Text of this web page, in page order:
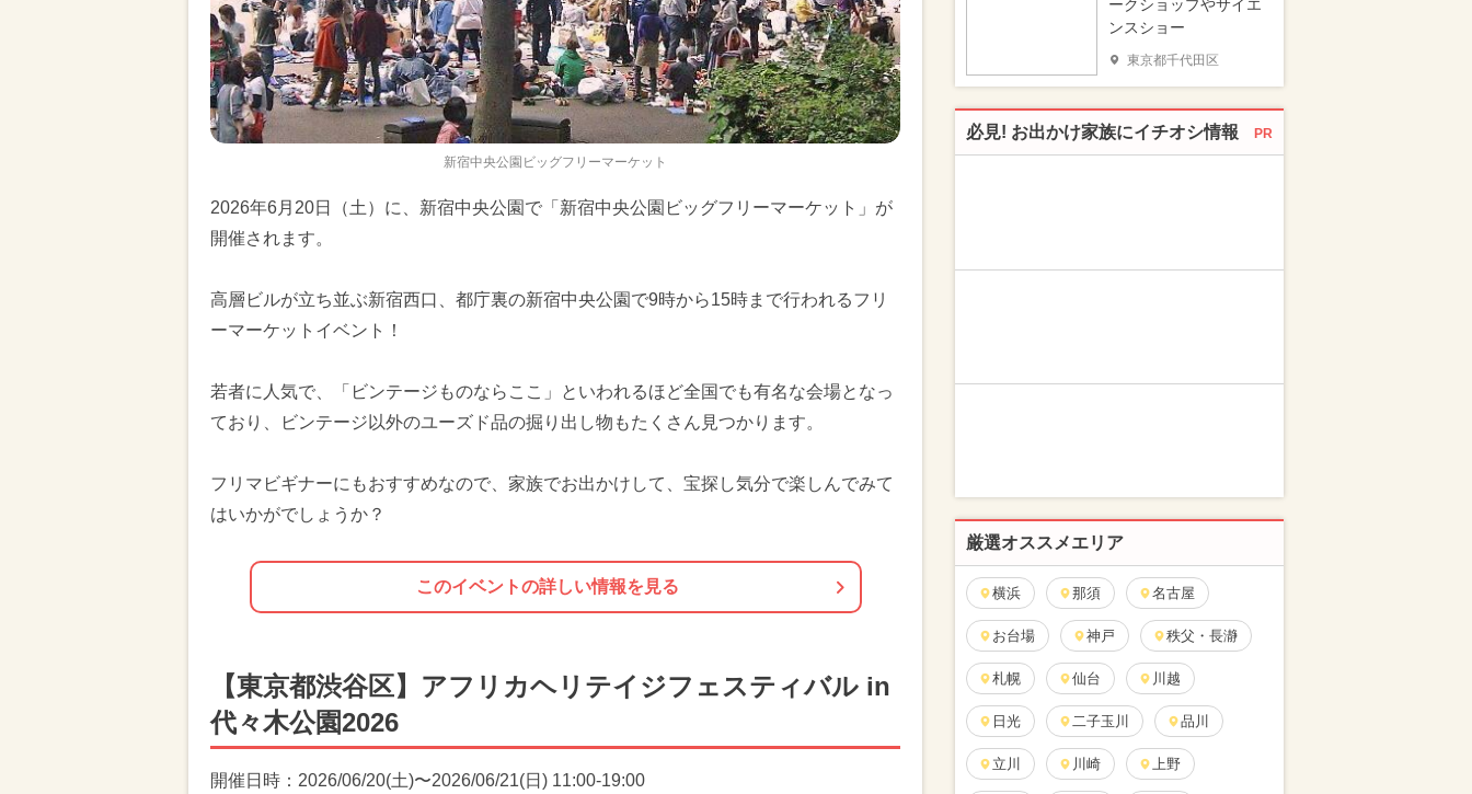
新宿中央公園ビッグフリーマーケット
2026年6月20日（土）に、新宿中央公園で「新宿中央公園ビッグフリーマーケット」が
開催されます。
高層ビルが立ち並ぶ新宿西口、都庁裏の新宿中央公園で9時から15時まで行われるフリ
ーマーケットイベント！
若者に人気で、「ビンテージものならここ」といわれるほど全国でも有名な会場となっ
ており、ビンテージ以外のユーズド品の掘り出し物もたくさん見つかります。
フリマビギナーにもおすすめなので、家族でお出かけして、宝探し気分で楽しんでみて
はいかがでしょうか？
このイベントの詳しい情報を見る
【東京都渋谷区】アフリカヘリテイジフェスティバル in
代々木公園2026
開催日時：2026/06/20(土)〜2026/06/21(日) 11:00-19:00
ークショップやサイエ
ンスショー
東京都千代田区
必見! お出かけ家族にイチオシ情報 PR
厳選オススメエリア
横浜 那須 名古屋
お台場 神戸 秩父・長瀞
札幌 仙台 川越
日光 二子玉川 品川
立川 川崎 上野